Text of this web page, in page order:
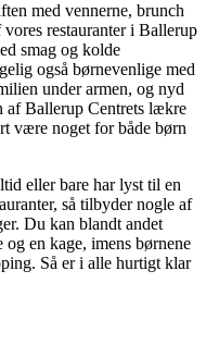
med vennerne, brunch
restauranter i Ballerup
smag og kolde
også børnevenlige med
under armen, og nyd
af Ballerup Centrets lækre
være noget for både børn
eller bare har lyst til en
så tilbyder nogle af
Du kan blandt andet
og en kage, imens børnene
Så er i alle hurtigt klar